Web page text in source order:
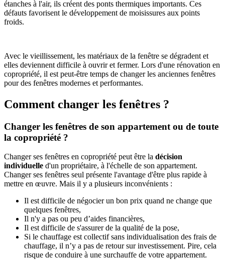
étanches à l'air, ils créent des ponts thermiques importants. Ces
défauts favorisent le développement de moisissures aux points
froids.
Avec le vieillissement, les matériaux de la fenêtre se dégradent et
elles deviennent difficile à ouvrir et fermer. Lors d'une rénovation en
copropriété, il est peut-être temps de changer les anciennes fenêtres
pour des fenêtres modernes et performantes.
Comment changer les fenêtres ?
Changer les fenêtres de son appartement ou de toute
la copropriété ?
Changer ses fenêtres en copropriété peut être la décision
individuelle d'un propriétaire, à l'échelle de son appartement.
Changer ses fenêtres seul présente l'avantage d'être plus rapide à
mettre en œuvre. Mais il y a plusieurs inconvénients :
Il est difficile de négocier un bon prix quand ne change que
quelques fenêtres,
Il n'y a pas ou peu d’aides financières,
Il est difficile de s'assurer de la qualité de la pose,
Si le chauffage est collectif sans individualisation des frais de
chauffage, il n’y a pas de retour sur investissement. Pire, cela
risque de conduire à une surchauffe de votre appartement.